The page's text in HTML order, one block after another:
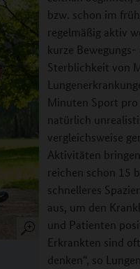
bzw. schon im
regelmäßig aktiv
kurze
Sterblichkeit von
Minuten Sport
natürlich
vergleichsweise
Aktivitäten
reichen schon 15
schnelleres
aus, um den
und Patienten
Erkrankten sind
denken“, so